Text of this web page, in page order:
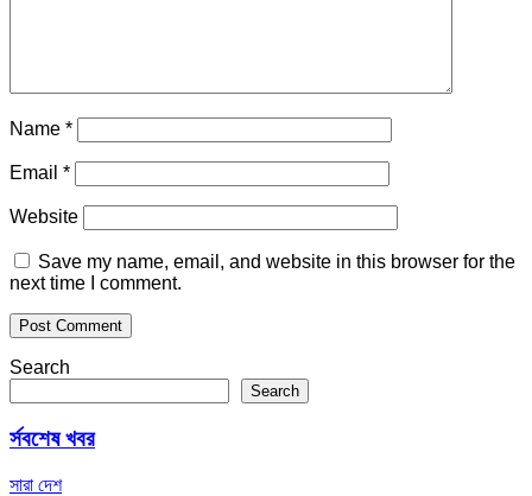
Name *
Email *
Website
Save my name, email, and website in this browser for the
next time I comment.
Search
Search
র্সবশেষ খবর
সারা দেশ